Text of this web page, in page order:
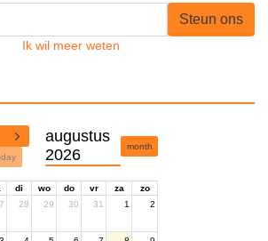
Steun ons
Ik wil meer weten
augustus
2026
month
di wo do vr za
zo
28 29 30 31 1 2